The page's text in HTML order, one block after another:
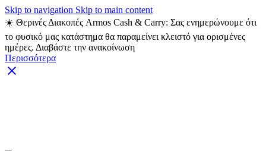
Skip to navigation Skip to main content
☀️ Θερινές Διακοπές Armos Cash & Carry: Σας ενημερώνουμε ότι
το φυσικό μας κατάστημα θα παραμείνει κλειστό για ορισμένες
ημέρες. Διαβάστε την ανακοίνωση
Περισσότερα